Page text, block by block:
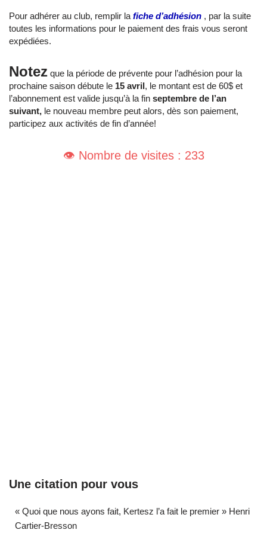
Pour adhérer au club, remplir la fiche d’adhésion , par la suite
toutes les informations pour le paiement des frais vous seront
expédiées.
Notez que la période de prévente pour l’adhésion pour la
prochaine saison débute le 15 avril, le montant est de 60$ et
l’abonnement est valide jusqu’à la fin septembre de l’an
suivant, le nouveau membre peut alors, dès son paiement,
participez aux activités de fin d’année!
👁️ Nombre de visites : 233
Une citation pour vous
« Quoi que nous ayons fait, Kertesz l’a fait le premier » Henri
Cartier-Bresson